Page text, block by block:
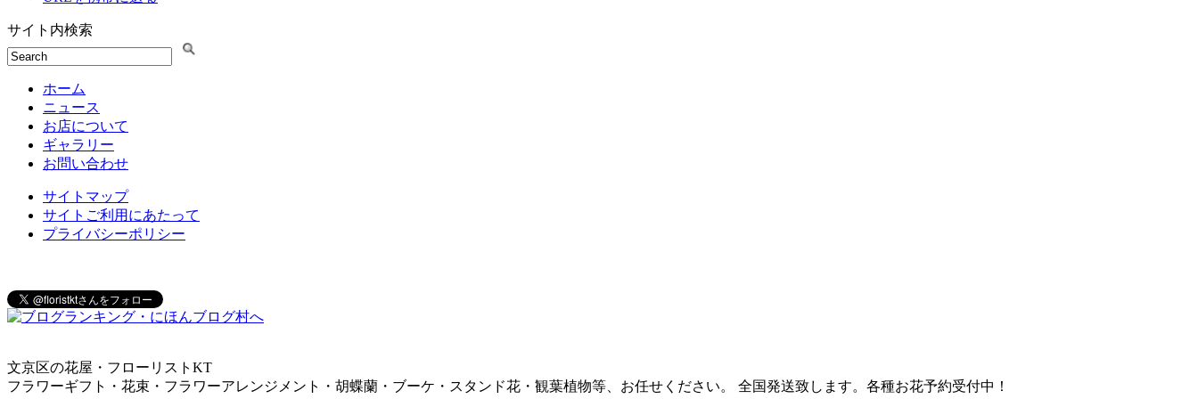
サイト内検索
ホーム
ニュース
お店について
ギャラリー
お問い合わせ
サイトマップ
サイトご利用にあたって
プライバシーポリシー
文京区の花屋・フローリストKT
フラワーギフト・花束・フラワーアレンジメント・胡蝶蘭・ブーケ・スタンド花・観葉植物等、お任せください。 全国発送致します。各種お花予約受付中！